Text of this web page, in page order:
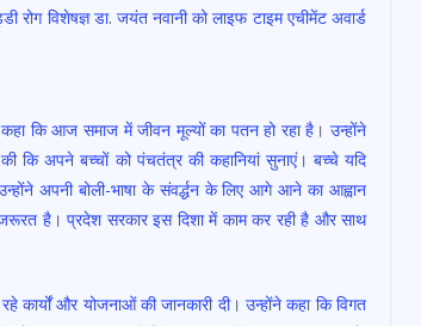
रोग विशेषज्ञ डा. जयंत नवानी को लाइफ टाइम एचीमेंट अवार्ड
कि आज समाज में जीवन मूल्यों का पतन हो रहा है। उन्होंने
अपने बच्चों को पंचतंत्र की कहानियां सुनाएं। बच्चे यदि
अपनी बोली-भाषा के संवर्द्धन के लिए आगे आने का आह्वान
जरूरत है। प्रदेश सरकार इस दिशा में काम कर रही है और साथ
कार्यों और योजनाओं की जानकारी दी। उन्होंने कहा कि विगत